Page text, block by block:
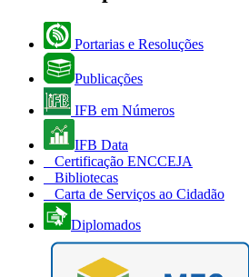
Portarias e Resoluções
Publicações
IFB em Números
IFB Data
Certificação ENCCEJA
Bibliotecas
Carta de Serviços ao Cidadão
Diplomados